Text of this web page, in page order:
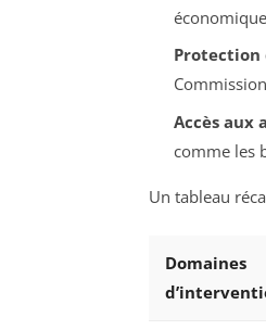
Protection
Accès aux
comme les
Un tableau
Domaines